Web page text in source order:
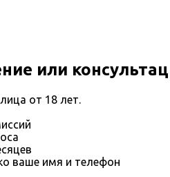
или
от 18 лет.
ваше имя и телефон